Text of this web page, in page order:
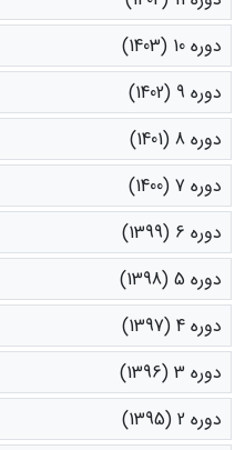
دوره 10 (1403)
دوره 9 (1402)
دوره 8 (1401)
دوره 7 (1400)
دوره 6 (1399)
دوره 5 (1398)
دوره 4 (1397)
دوره 3 (1396)
دوره 2 (1395)